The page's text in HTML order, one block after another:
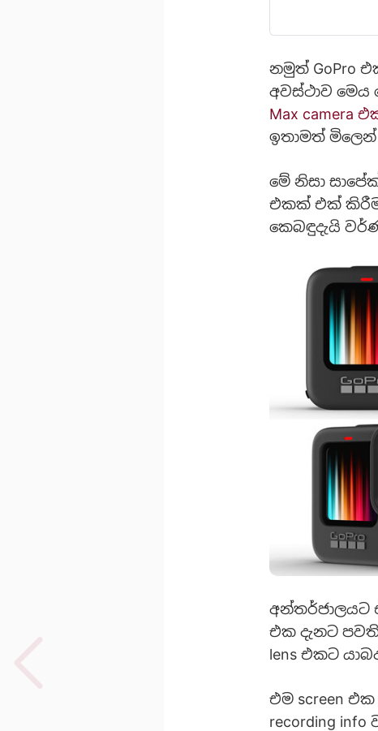
neues Farb-
නමුත් GoPro
අවස්ථාව මෙය
Max camera
ඉතාමත්
මේ නිසා
එකක් එක් කිරීම
කෙබඳුදැයි
අන්තර්ජාලයට
එක දැනට
lens එකට
එම screen එක
recording